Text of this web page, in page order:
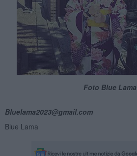
Foto Blue Lama
Bluelama2023@gmail.com
Blue Lama